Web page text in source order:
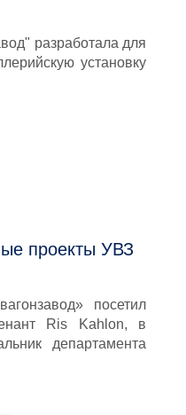
разработала для
установку
проекты УВЗ
посетил
Ris Kahlon, в
департамента